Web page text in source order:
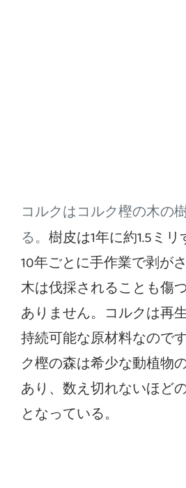
コルクはコルク樫の木の
る。 樹皮は1年に約1.5ミ
10年ごとに手作業で剥が
木は伐採されることも傷
ありません。コルクは再
持続可能な原材料なので
ク樫の森は希少な動植物
あり、数え切れないほど
となっている。